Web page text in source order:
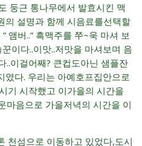
둥근 통나무에서 발효시킨 맥
의 설명과 함께 시음료를선택할
앰버..” 흑맥주를 쭈~욱 마셔 보
이다..이맛..저맛을 마셔보며 음
..이걸어째? 큰컵도아닌 샘플잔
였다. 우리는 아예호프집안으로
기 시작했고 이가을의 시간을
마음으로 가을저녁의 시간을 이
천섬으로 이동하고 있었다,도시